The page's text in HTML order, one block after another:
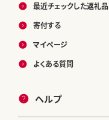
最近チェックした返礼品
寄付する
マイページ
よくある質問
ヘルプ